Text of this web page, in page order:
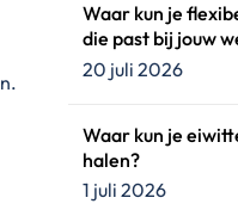
Waar kun je
die past bij jouw
20 juli 2026
Waar kun je
halen?
1 juli 2026